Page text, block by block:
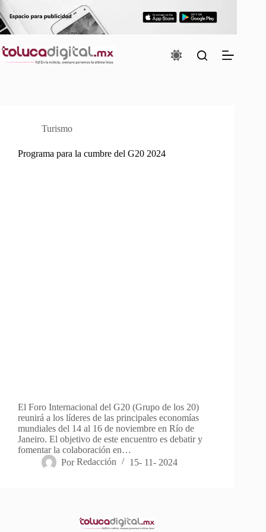
Saltar
al
contenido
Turismo
Programa para la cumbre del G20 2024
El Foro Internacional del G20 (Grupo de los 20)
reunirá a los líderes de las principales economías
mundiales del 14 al 16 de noviembre en Río de
Janeiro. El objetivo de este encuentro es debatir y
fomentar la colaboración en…
Por Redacción 15- 11- 2024